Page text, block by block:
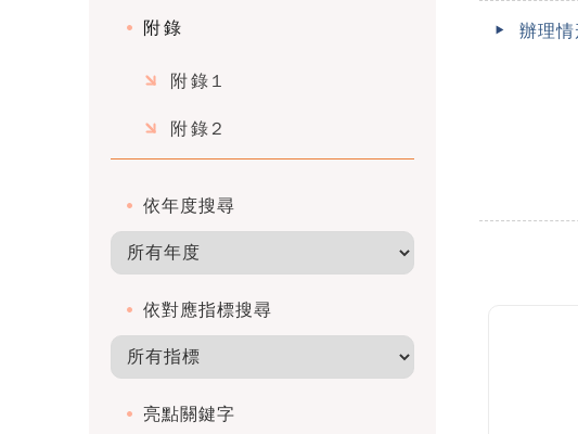
附錄
附錄1
附錄2
依年度搜尋
依對應指標搜尋
亮點關鍵字
辦理情